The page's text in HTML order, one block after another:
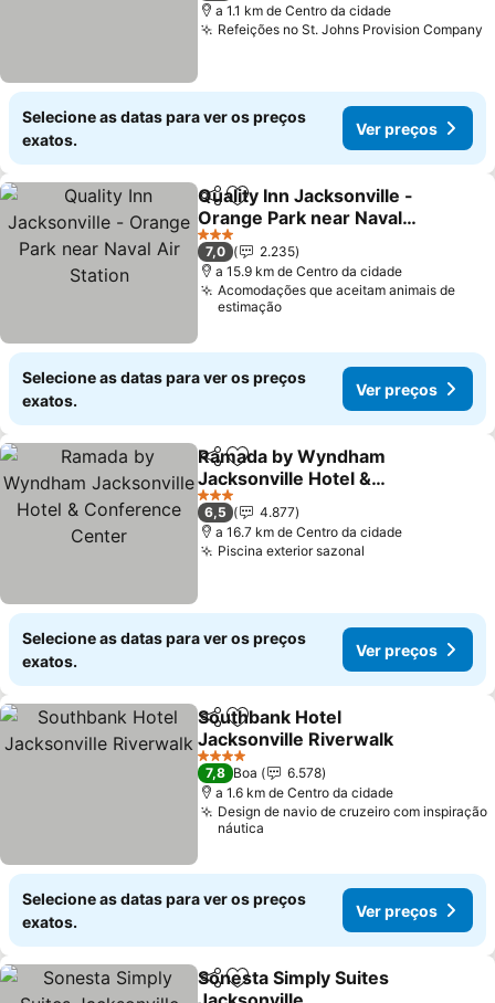
a 1.1 km de Centro da cidade
Refeições no St. Johns Provision Company
Selecione as datas para ver os preços
exatos.
Ver preços
PartilharAdicionar aos favoritos
Quality Inn Jacksonville -
Orange Park near Naval
Air Station
Ver preços
3 Estrelas
7,0
2.235
a 15.9 km de Centro da cidade
Acomodações que aceitam animais de
estimação
Selecione as datas para ver os preços
exatos.
Ver preços
PartilharAdicionar aos favoritos
Ramada by Wyndham
Jacksonville Hotel &
Conference Center
Ver preços
3 Estrelas
6,5
4.877
a 16.7 km de Centro da cidade
Piscina exterior sazonal
Selecione as datas para ver os preços
exatos.
Ver preços
PartilharAdicionar aos favoritos
Southbank Hotel
Jacksonville Riverwalk
Ver preços
4 Estrelas
7,8 Boa
6.578
a 1.6 km de Centro da cidade
Design de navio de cruzeiro com inspiração
náutica
Selecione as datas para ver os preços
exatos.
Ver preços
PartilharAdicionar aos favoritos
Sonesta Simply Suites